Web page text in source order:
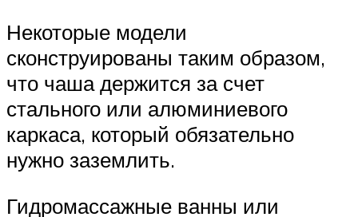
Некоторые модели
сконструированы таким образом,
что чаша держится за счет
стального или алюминиевого
каркаса, который обязательно
нужно заземлить.
Гидромассажные ванны или